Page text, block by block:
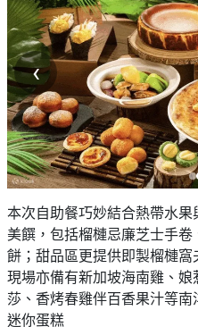
‹
本次自助餐巧妙結合熱帶水
美饌，包括榴槤忌廉芝士手
餅；甜品區更提供即製榴槤窩
現場亦備有新加坡海南雞、
莎、香烤春雞伴百香果汁等
迷你蛋糕